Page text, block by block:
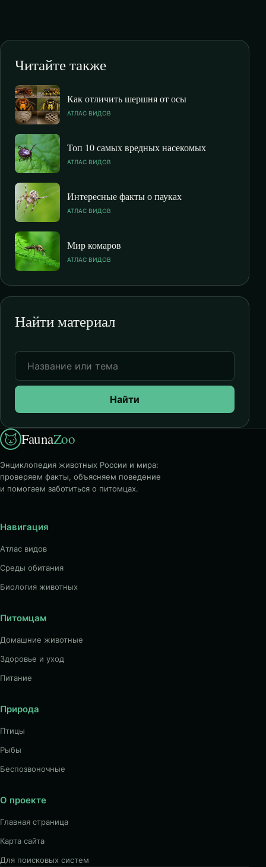
Читайте также
Как отличить шершня от осы
АТЛАС ВИДОВ
Топ 10 самых вредных насекомых
АТЛАС ВИДОВ
Интересные факты о пауках
АТЛАС ВИДОВ
Мир комаров
АТЛАС ВИДОВ
Найти материал
Найти
FaunaZoo
Энциклопедия животных России и мира:
проверяем факты, объясняем поведение
и помогаем заботиться о питомцах.
Навигация
Атлас видов
Среды обитания
Биология животных
Питомцам
Домашние животные
Здоровье и уход
Питание
Природа
Птицы
Рыбы
Беспозвоночные
О проекте
Главная страница
Карта сайта
Для поисковых систем